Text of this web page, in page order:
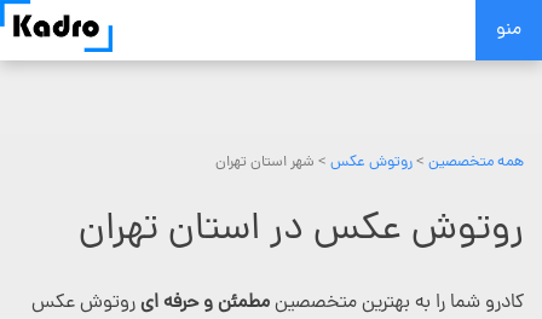
Skip
منو
همه متخصصین >روتوش عکس > شهر استان تهران
روتوش عکس در استان تهران
کادرو شما را به بهترین متخصصینمطمئن و حرفه ایروتوش عکس